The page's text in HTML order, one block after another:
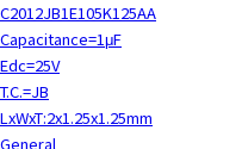
C2012JB1E105K125AA
Capacitance=1μF
Edc=25V
T.C.=JB
LxWxT:2x1.25x1.25mm
General